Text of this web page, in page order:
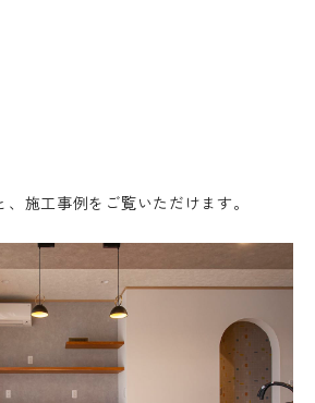
施工事例をご覧いただけます。